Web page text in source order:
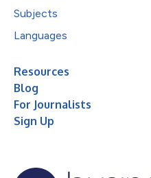
Subjects
Languages
Resources
Blog
For Journalists
Sign Up